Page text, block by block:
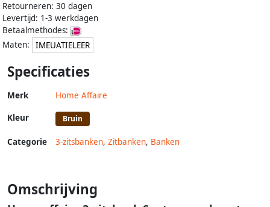
Retourneren: 30 dagen
Levertijd: 1-3 werkdagen
Betaalmethodes:
Maten:
IMEUATIELEER
Specificaties
Merk Home Affaire
Kleur Bruin
Categorie 3-zitsbanken, Zitbanken, Banken
Omschrijving